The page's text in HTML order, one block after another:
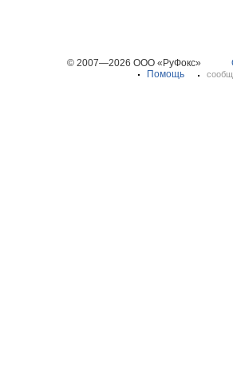
© 2007—2026 ООО «РуФокс»
Помощь